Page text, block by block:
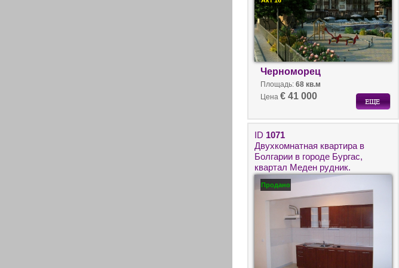
Черноморец
Площадь: 68 кв.м
Цена € 41 000
ID 1071
Двухкомнатная квартира в
Болгарии в городе Бургас,
квартал Меден рудник.
Продано